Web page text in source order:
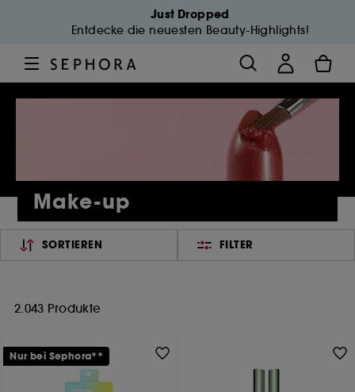
Just Dropped
Entdecke die neuesten Beauty-Highlights!
Make-up
SORTIEREN FILTER
2.043 Produkte
Nur bei Sephora**